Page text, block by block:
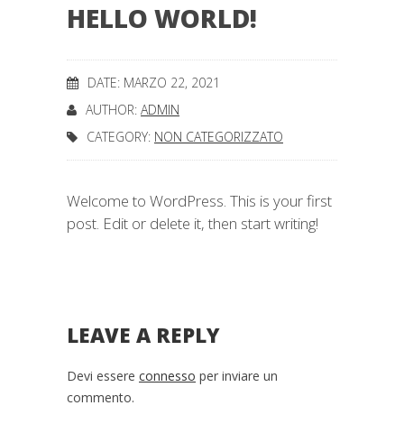
HELLO WORLD!
DATE: MARZO 22, 2021
AUTHOR: ADMIN
CATEGORY: NON CATEGORIZZATO
Welcome to WordPress. This is your first
post. Edit or delete it, then start writing!
LEAVE A REPLY
Devi essere connesso per inviare un
commento.